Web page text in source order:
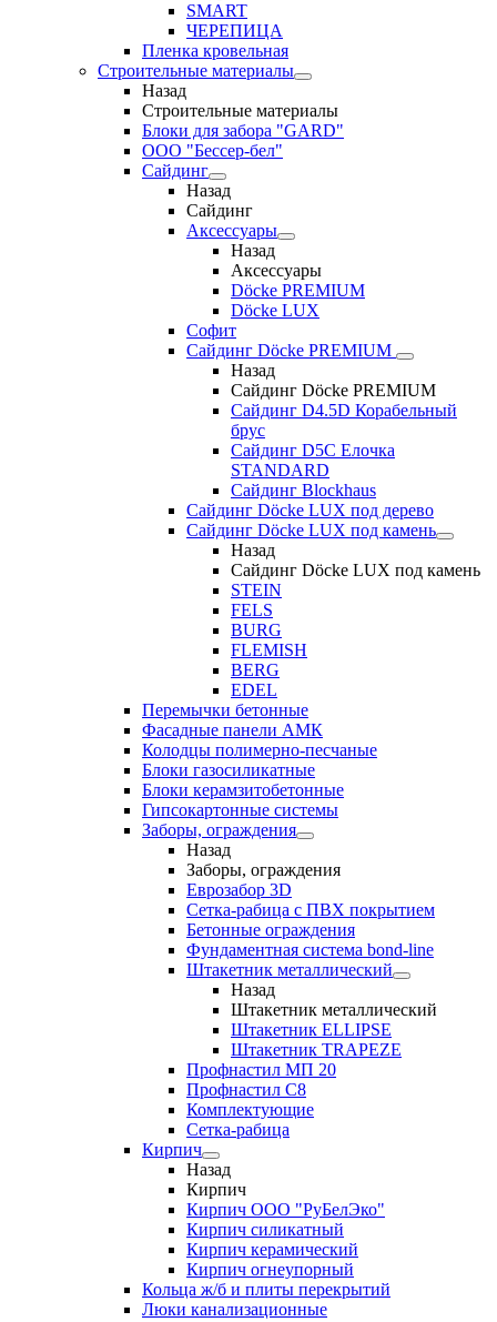
SMART
ЧЕРЕПИЦА
Пленка кровельная
Строительные материалы
Назад
Строительные материалы
Блоки для забора "GARD"
ООО "Бессер-бел"
Сайдинг
Назад
Сайдинг
Аксессуары
Назад
Аксессуары
Döcke PREMIUM
Döcke LUX
Софит
Сайдинг Döcke PREMIUM
Назад
Сайдинг Döcke PREMIUM
Сайдинг D4.5D Корабельный
брус
Сайдинг D5С Елочка
STANDARD
Сайдинг Blockhaus
Сайдинг Döcke LUX под дерево
Сайдинг Döcke LUX под камень
Назад
Сайдинг Döcke LUX под камень
STEIN
FELS
BURG
FLEMISH
BERG
EDEL
Перемычки бетонные
Фасадные панели АМК
Колодцы полимерно-песчаные
Блоки газосиликатные
Блоки керамзитобетонные
Гипсокартонные системы
Заборы, ограждения
Назад
Заборы, ограждения
Еврозабор 3D
Сетка-рабица с ПВХ покрытием
Бетонные ограждения
Фундаментная система bond-line
Штакетник металлический
Назад
Штакетник металлический
Штакетник ELLIPSE
Штакетник TRAPEZE
Профнастил МП 20
Профнастил С8
Комплектующие
Сетка-рабица
Кирпич
Назад
Кирпич
Кирпич ООО "РуБелЭко"
Кирпич силикатный
Кирпич керамический
Кирпич огнеупорный
Кольца ж/б и плиты перекрытий
Люки канализационные